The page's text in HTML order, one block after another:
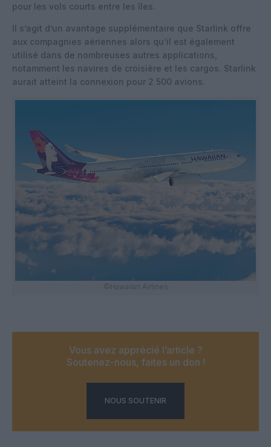
pour les vols courts entre les îles.
Il s’agit d’un avantage supplémentaire que Starlink offre
aux compagnies aériennes alors qu’il est également
utilisé dans de nombreuses autres applications,
notamment les navires de croisière et les cargos. Starlink
aurait atteint la connexion pour 2 500 avions.
©Hawaiian Airlines
Vous avez apprécié l’article ?
Soutenez-nous, faites un don !
NOUS SOUTENIR